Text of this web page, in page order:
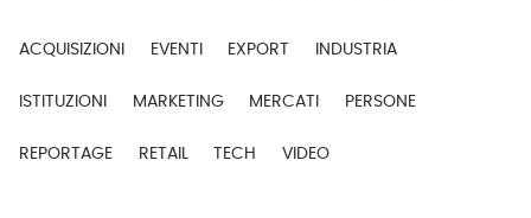
ACQUISIZIONI EVENTI EXPORT INDUSTRIA
ISTITUZIONI MARKETING MERCATI PERSONE
REPORTAGE RETAIL TECH VIDEO